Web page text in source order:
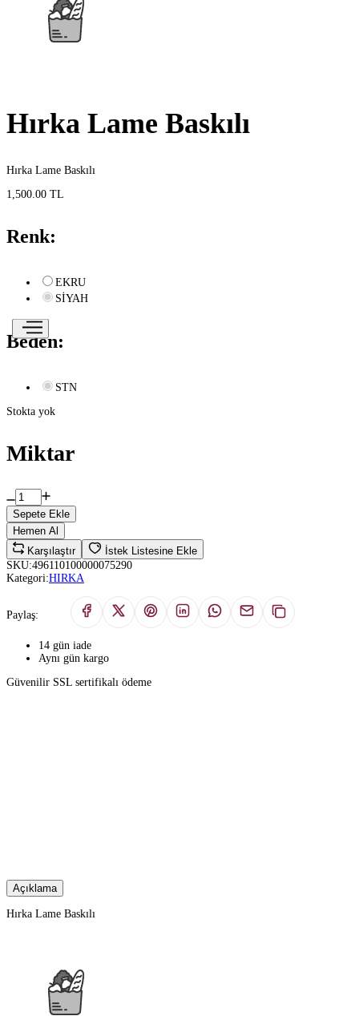
Hırka Lame Baskılı
Hırka Lame Baskılı
1,500.00 TL
Renk:
EKRU
SİYAH
Beden:
STN
Stokta yok
Miktar
Sepete Ekle
Hemen Al
Karşılaştır
İstek Listesine Ekle
SKU:496110100000075290
Kategori:HIRKA
Paylaş:
14 gün iade
Aynı gün kargo
Güvenilir SSL sertifikalı ödeme
Açıklama
Hırka Lame Baskılı